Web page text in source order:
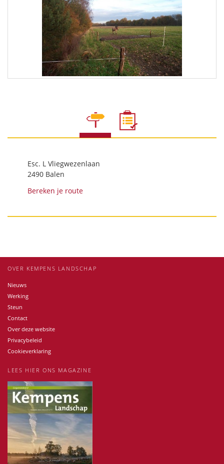
Esc. L Vliegwezenlaan
2490 Balen
Bereken je route
OVER KEMPENS LANDSCHAP
Nieuws
Werking
Steun
Contact
Over deze website
Privacybeleid
Cookieverklaring
LEES HIER ONS MAGAZINE